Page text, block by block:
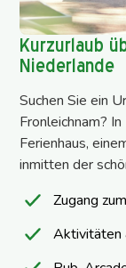
Kurzurlaub
Niederlande
Suchen Sie ein
Fronleichnam?
Ferienhaus,
inmitten der
Zugang
Aktivitäten